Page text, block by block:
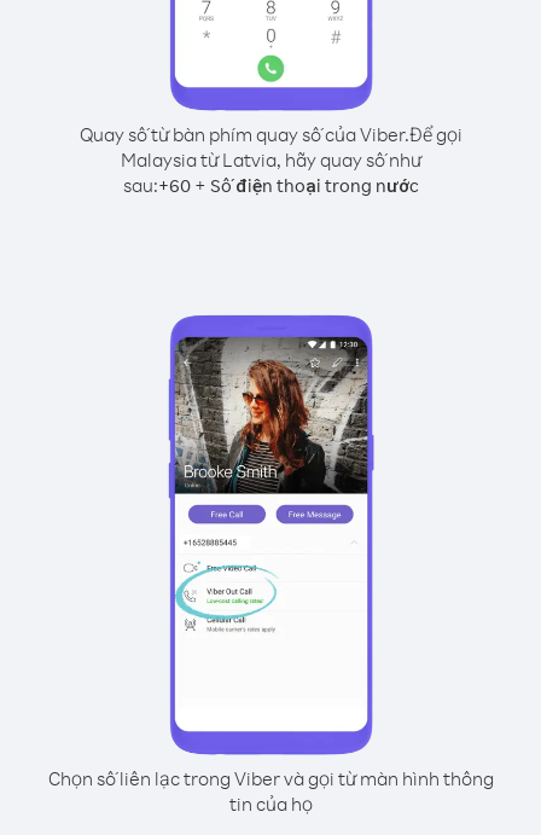
Quay số từ bàn phím quay số của Viber.Để gọi
Malaysia từ Latvia, hãy quay số như
sau:+60+ Số điện thoại trong nước
Chọn số liên lạc trong Viber và gọi từ màn hình thông
tin của họ